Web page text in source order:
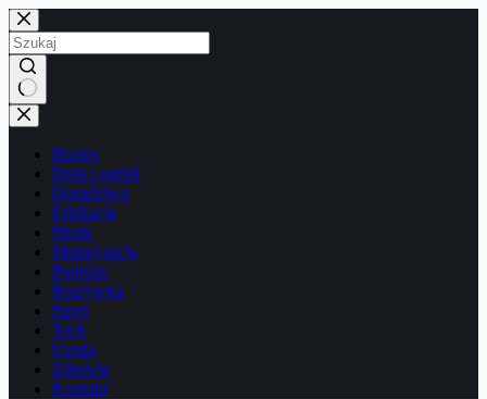
Przejdź
do
treści
Brak
wyników
Biznes
Dom i ogród
Doradztwo
Edukacja
Moda
Motoryzacja
Podróże
Rozrywka
Sport
Tech
Uroda
Zdrowie
Kontakt